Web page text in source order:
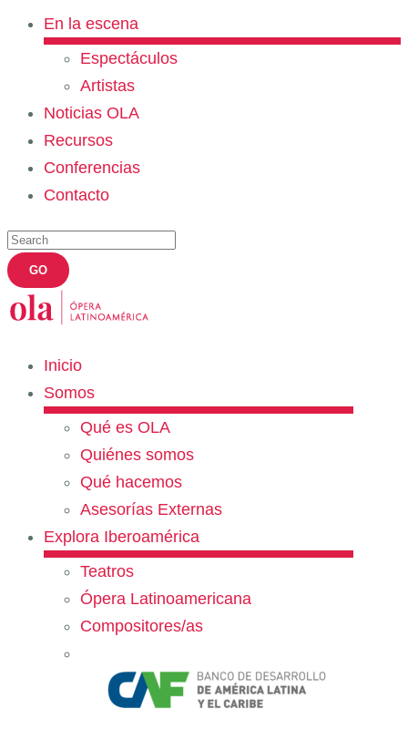
En la escena
Espectáculos
Artistas
Noticias OLA
Recursos
Conferencias
Contacto
Inicio
Somos
Qué es OLA
Quiénes somos
Qué hacemos
Asesorías Externas
Explora Iberoamérica
Teatros
Ópera Latinoamericana
Compositores/as